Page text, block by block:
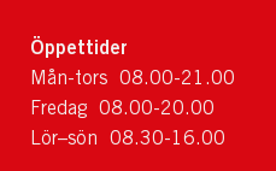
Öppettider
Mån-tors 08.00-21.00
Fredag 08.00-20.00
Lör–sön 08.30-16.00